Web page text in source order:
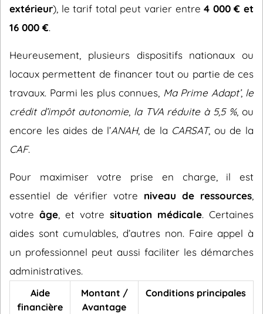
extérieur), le tarif total peut varier entre4 000 € et
16 000 €.
Heureusement, plusieurs dispositifs nationaux ou
locaux permettent de financer tout ou partie de ces
travaux. Parmi les plus connues, Ma Prime Adapt’, le
crédit d’impôt autonomie, la TVA réduite à 5,5 %, ou
encore les aides de l’ANAH, de la CARSAT, ou de la
CAF.
Pour maximiser votre prise en charge, il est
essentiel de vérifier votre niveau de ressources
votre âge , et votre situation médicale. Certaines
aides sont cumulables, d’autres non. Faire appel à
un professionnel peut aussi faciliter les démarches
administratives.
Aide
financière
Montant /
Avantage
Conditions principales